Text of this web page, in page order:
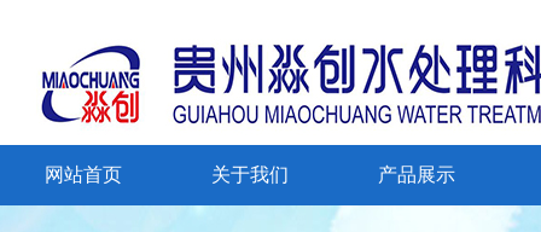
网站首页 关于我们 产品展示